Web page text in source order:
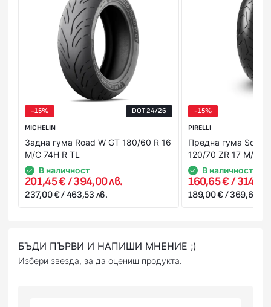
добиете по-ясна представа за продукта в момента на
получаването му. В случай, че не Ви стане или не го
харесате, можете да го откажете веднага на куриера.
Стойността на поръчката се заплаща на куриера в брой
или на ПОС терминал при получаване на пратката
(наложен платеж),или предварително на сайта ни с
Вашата банкова карта.
-15%
DOT 24/26
MICHELIN
Задна гума Road W GT 180/60 R 16
M/C 74H R TL
В наличност
201,45 € / 394,00 лв.
237,00 € / 463,53 лв.
-15%
PIRELLI
Предна гума
120/70 ZR 17 M/C
В наличност
160,65 € / 314,20
189,00 € / 369,65 лв.
БЪДИ ПЪРВИ И НАПИШИ МНЕНИЕ ;)
Избери звезда, за да оцениш продукта.